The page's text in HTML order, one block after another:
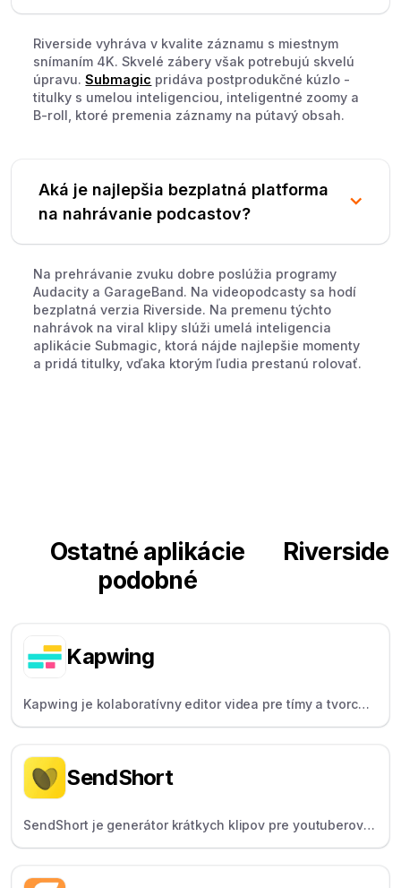
Riverside vyhráva v kvalite záznamu s miestnym
snímaním 4K. Skvelé zábery však potrebujú skvelú
úpravu.Submagic pridáva postprodukčné kúzlo -
titulky s umelou inteligenciou, inteligentné zoomy a
B-roll, ktoré premenia záznamy na pútavý obsah.
Aká je najlepšia bezplatná platforma
na nahrávanie podcastov?
Na prehrávanie zvuku dobre poslúžia programy
Audacity a GarageBand. Na videopodcasty sa hodí
bezplatná verzia Riverside. Na premenu týchto
nahrávok na viral klipy slúži umelá inteligencia
aplikácie Submagic, ktorá nájde najlepšie momenty
a pridá titulky, vďaka ktorým ľudia prestanú rolovať.
Ostatné aplikácie
podobné
Riverside
Kapwing
Kapwing je kolaboratívny editor videa pre tímy a tvorcov,
ktorý ponúka nástroje umelej inteligencie a titulky.
SendShort
SendShort je generátor krátkych klipov pre youtuberov a
influencerov s umelou inteligenciou, ktorý automaticky